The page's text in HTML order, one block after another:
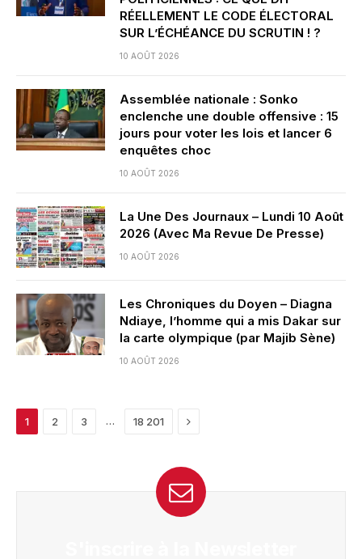
RÉELLEMENT LE CODE ÉLECTORAL
SUR L’ÉCHÉANCE DU SCRUTIN ! ?
10 AOÛT 2026
Assemblée nationale : Sonko
enclenche une double offensive : 15
jours pour voter les lois et lancer 6
enquêtes choc
10 AOÛT 2026
La Une Des Journaux – Lundi 10 Août
2026 (Avec Ma Revue De Presse)
10 AOÛT 2026
Les Chroniques du Doyen – Diagna
Ndiaye, l’homme qui a mis Dakar sur
la carte olympique (par Majib Sène)
10 AOÛT 2026
1 2 3 … 18 201 Next